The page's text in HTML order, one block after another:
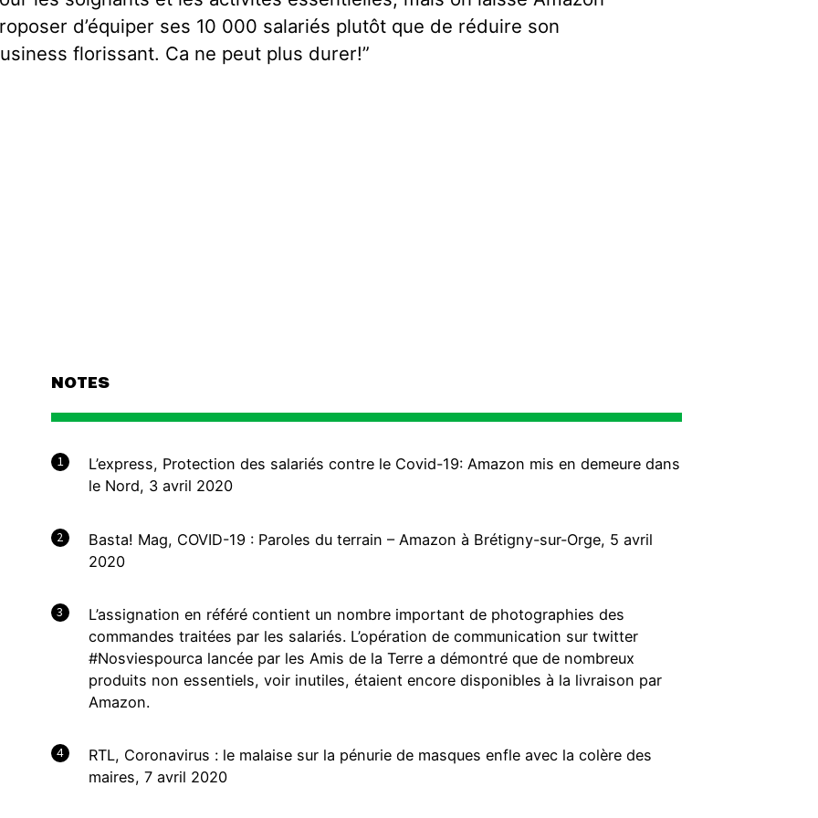
d’équiper ses 10 000 salariés plutôt que de réduire son
florissant. Ca ne peut plus durer!”
NOTES
1
L’express, Protection des salariés contre le Covid-19: Amazon mis en demeure dans
le Nord, 3 avril 2020
2
Basta! Mag, COVID-19 : Paroles du terrain – Amazon à Brétigny-sur-Orge, 5 avril
2020
3
L’assignation en référé contient un nombre important de photographies des
commandes traitées par les salariés. L’opération de communication sur twitter
#Nosviespourca lancée par les Amis de la Terre a démontré que de nombreux
produits non essentiels, voir inutiles, étaient encore disponibles à la livraison par
Amazon.
4
RTL, Coronavirus : le malaise sur la pénurie de masques enfle avec la colère des
maires, 7 avril 2020